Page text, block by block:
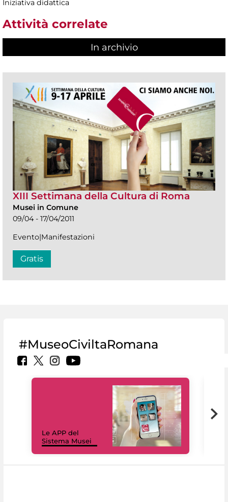
Iniziativa didattica
Attività correlate
In archivio
XIII Settimana della Cultura di Roma
Musei in Comune
09/04 - 17/04/2011
Evento|Manifestazioni
Gratis
#MuseoCiviltaRomana
Le APP del
Sistema Musei